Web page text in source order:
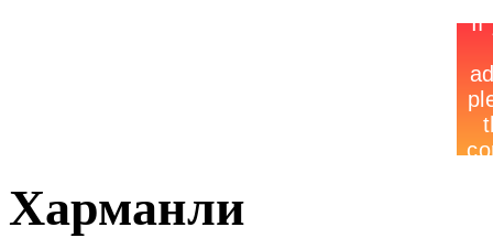
Харманли